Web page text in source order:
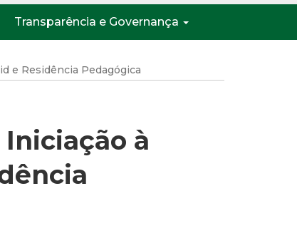
Transparência e Governança
e Residência Pedagógica
à